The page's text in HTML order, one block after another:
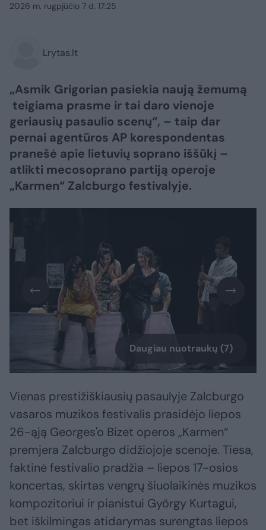
2026 m. rugpjūčio 7 d. 17:25
Lrytas.lt
„Asmik Grigorian pasiekia naują žemumą
teigiama prasme ir tai daro vienoje
geriausių pasaulio scenų“, – taip dar
pernai agentūros AP korespondentas
pranešė apie lietuvių soprano iššūkį –
atlikti mecosoprano partiją operoje
„Karmen“ Zalcburgo festivalyje.
Daugiau nuotraukų (7)
Vienas prestižiškiausių pasaulyje Zalcburgo
vasaros muzikos festivalis prasidėjo liepos
26-ąją Georges'o Bizet operos „Karmen“
premjera Zalcburgo didžiojoje scenoje. Tiesa,
faktinė festivalio pradžia – liepos 17-osios
koncertas, skirtas vengrų šiuolaikinės muzikos
kompozitoriui ir pianistui György Kurtagui,
bet iškilmingas atidarymas surengtas liepos